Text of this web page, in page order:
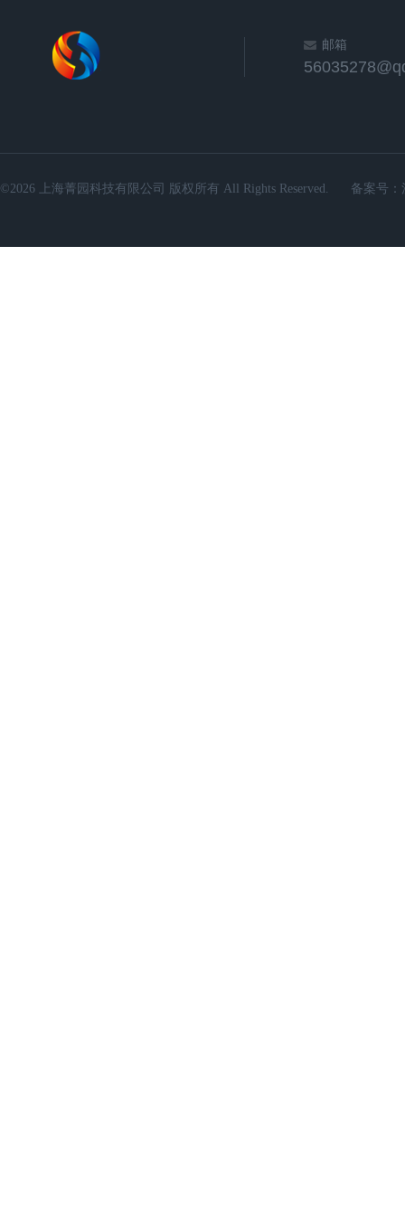
邮箱
©2026 上海菁园科技有限公司 版权所有 All Rights Reserved. 备案号：